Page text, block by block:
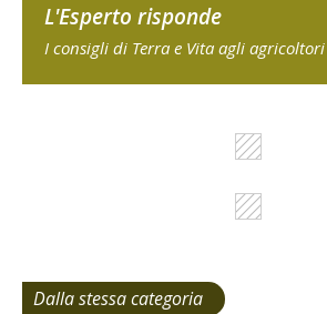
L'Esperto risponde
I consigli di Terra e Vita agli agricoltori
Dalla stessa categoria